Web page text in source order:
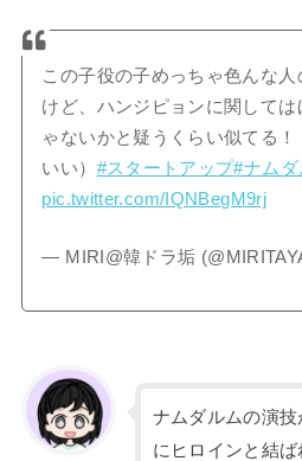
この子役の子めっちゃ色んな
けど、ハンジピョンに関して
ゃないかと疑うくらい似てる
いい） #スタートアップ#ナムダ
pic.twitter.com/IQNBegM9rj
— MIRI@韓ドラ垢
ナムダルムの演
にヒロインと結